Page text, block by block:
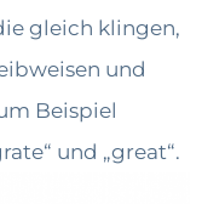
gleich klingen,
und
Beispiel
und „great“.